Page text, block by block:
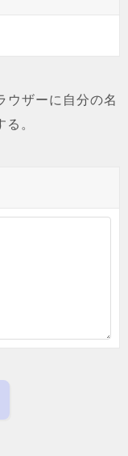
ウザーに自分の名
。